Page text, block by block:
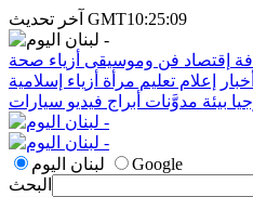
آخر تحديث GMT10:25:09
إقتصاد فن وموسيقى أزياء صحة
أخبار إعلام تعليم مرأة أزياء إسلامية
بيئة مدوَّنات أبراج فيديو سيارات
لبنان اليوم
Google
البحث